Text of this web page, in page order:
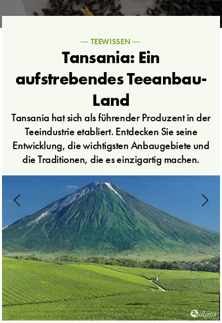
TEEWISSEN
Tansania: Ein
aufstrebendes Teeanbau-
Land
Tansania hat sich als führender Produzent in der
Teeindustrie etabliert. Entdecken Sie seine
Entwicklung, die wichtigsten Anbaugebiete und
die Traditionen, die es einzigartig machen.